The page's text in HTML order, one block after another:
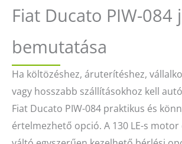
Fiat Ducato PIW-084
bemutatása
Ha költözéshez, áruterítéshez,
vagy hosszabb szállításokhoz kell
Fiat Ducato PIW-084 praktikus és
értelmezhető opció. A 130 LE-s motor